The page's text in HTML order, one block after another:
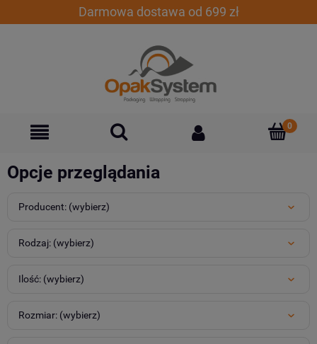
Darmowa dostawa od 699 zł
Opcje przeglądania
Producent: (wybierz)
Rodzaj: (wybierz)
Ilość: (wybierz)
Rozmiar: (wybierz)